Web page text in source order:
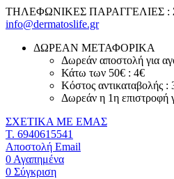
ΤΗΛΕΦΩΝΙΚΕΣ ΠΑΡΑΓΓΕΛΙΕΣ :
info@dermatoslife.gr
ΔΩΡΕΑΝ ΜΕΤΑΦΟΡΙΚΑ
Δωρεάν αποστολή για
Κάτω των 50€ : 4€
Κόστος αντικαταβολής :
Δωρεάν η 1η επιστροφή
ΣΧΕΤΙΚΑ ΜΕ ΕΜΑΣ
T. 6940615541
Αποστολή Email
0 Αγαπημένα
0 Σύγκριση